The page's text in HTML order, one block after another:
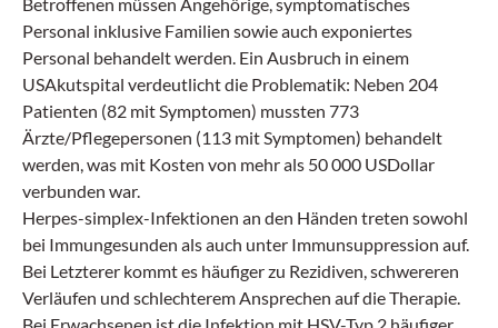
Personal inklusive Familien sowie auch exponiertes
Personal behandelt werden. Ein Ausbruch in einem
USAkutspital verdeutlicht die Problematik: Neben 204
Patienten (82 mit Symptomen) mussten 773
Ärzte/Pflegepersonen (113 mit Symptomen) behandelt
werden, was mit Kosten von mehr als 50 000 USDollar
verbunden war.
Herpes-simplex-Infektionen an den Händen treten sowohl
bei Immungesunden als auch unter Immunsuppression auf.
Bei Letzterer kommt es häufiger zu Rezidiven, schwereren
Verläufen und schlechterem Ansprechen auf die Therapie.